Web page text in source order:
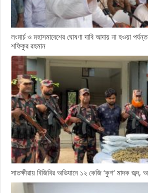
লংমার্চ ও মহাসমাবেশের ঘোষণা দাবি আদায় না হওয়া
শফিকুর রহমান
সাতক্ষীরায় বিজিবির অভিযানে ১২ কেজি ‘কুশ’ মাদক জব্দ,